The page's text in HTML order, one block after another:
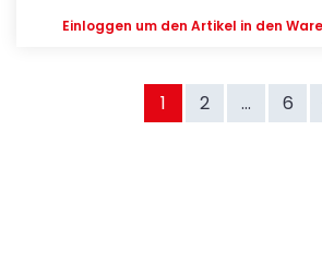
Einloggen um den Artikel in den
1 2 ... 6